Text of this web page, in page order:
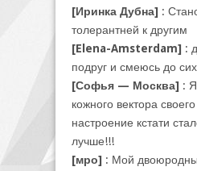
[Иринка Дубна] :
толерантней к другим
[Elena-Amsterdam] :
подруг и смеюсь до
[Софья — Москва] :
кожного вектора
настроение кстати
лучше!!!
[мро] : Мой